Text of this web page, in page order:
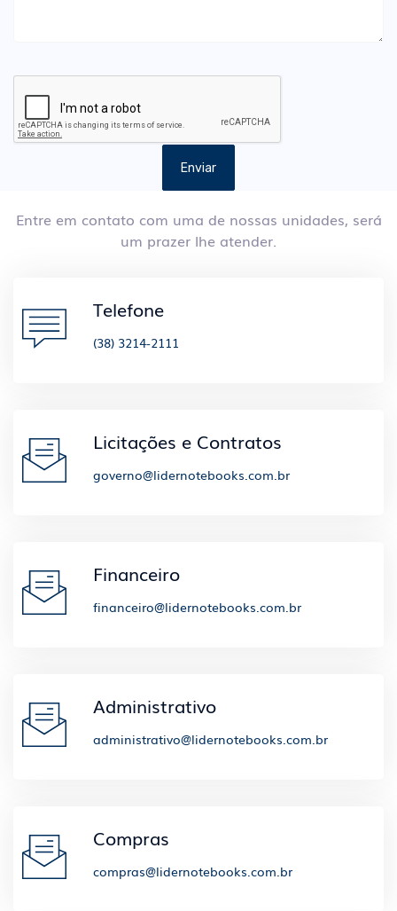
Enviar
Entre em contato com uma de nossas unidades, será
um prazer lhe atender.
Telefone
(38) 3214-2111
Licitações e Contratos
governo@lidernotebooks.com.br
Financeiro
financeiro@lidernotebooks.com.br
Administrativo
administrativo@lidernotebooks.com.br
Compras
compras@lidernotebooks.com.br